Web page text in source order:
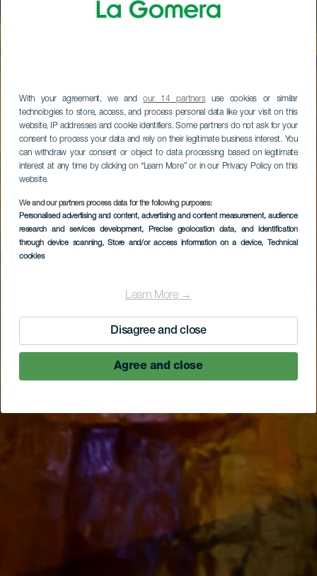
With your agreement, we andour 14 partnersuse cookies or similar
technologies to store, access, and process personal data like your visit on this
website, IP addresses and cookie identifiers. Some partners do not ask for your
consent to process your data and rely on their legitimate business interest. You
can withdraw your consent or object to data processing based on legitimate
interest at any time by clicking on “Learn More” or in our Privacy Policy on this
website.
We and our partners process data for the following purposes:
Personalised advertising and content, advertising and content measurement, audience
research and services development, Precise geolocation data, and identification
through device scanning, Store and/or access information on a device, Technical
cookies
Learn More →
Disagree and close
Agree and close